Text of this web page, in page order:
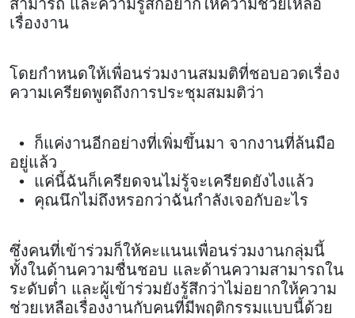
สามารถ และความรู้สึกอยากให้ความช่วยเหลือ
เรื่องงาน
โดยกำหนดให้เพื่อนร่วมงานสมมติที่ชอบอวดเรื่อง
ความเครียดพูดถึงการประชุมสมมติว่า
• ก็แค่งานอีกอย่างที่เพิ่มขึ้นมา จากงานที่ล้นมือ
อยู่แล้ว
• แค่นี้ฉันก็เครียดจนไม่รู้จะเครียดยังไงแล้ว
• คุณนึกไม่ถึงหรอกว่าฉันกำลังเจอกับอะไร
ซึ่งคนที่เข้าร่วมก็ให้คะแนนเพื่อนร่วมงานกลุ่มนี้
ทั้งในด้านความชื่นชอบ และด้านความสามารถใน
ระดับต่ำ และผู้เข้าร่วมยังรู้สึกว่าไม่อยากให้ความ
ช่วยเหลือเรื่องงานกับคนที่มีพฤติกรรมแบบนี้ด้วย